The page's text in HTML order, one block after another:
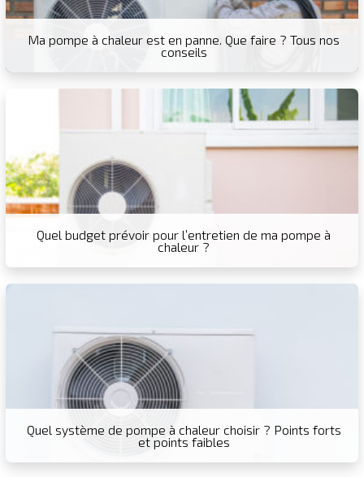
Ma pompe à chaleur est en panne. Que faire ? Tous nos
conseils
Quel budget prévoir pour l’entretien de ma pompe à
chaleur ?
Quel système de pompe à chaleur choisir ? Points forts
et points faibles